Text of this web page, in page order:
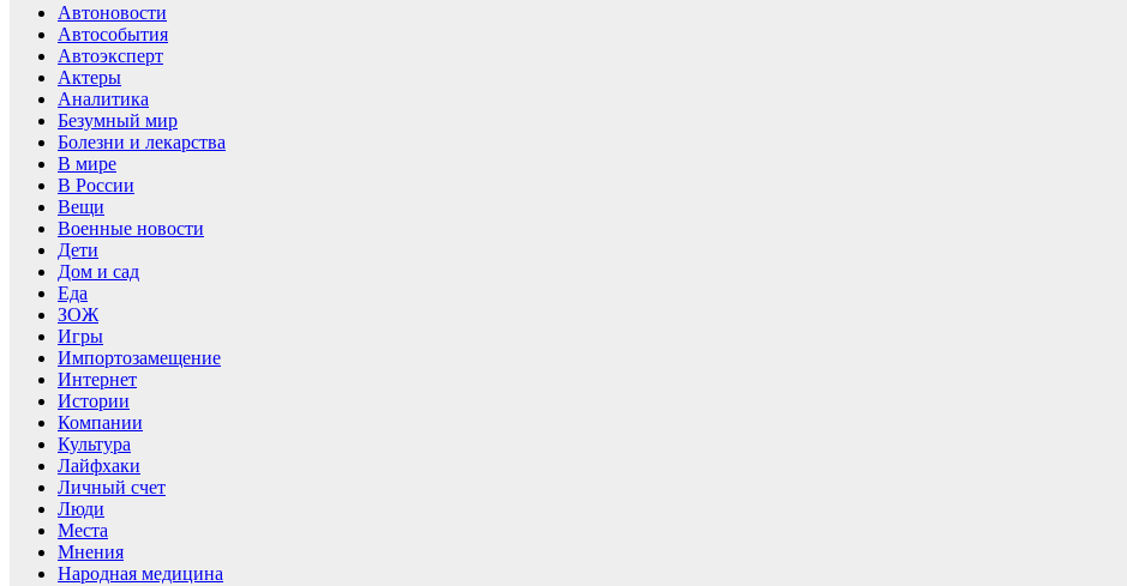
Автоновости
Автособытия
Автоэксперт
Актеры
Аналитика
Безумный мир
Болезни и лекарства
В мире
В России
Вещи
Военные новости
Дети
Дом и сад
Еда
ЗОЖ
Игры
Импортозамещение
Интернет
Истории
Компании
Культура
Лайфхаки
Личный счет
Люди
Места
Мнения
Народная медицина